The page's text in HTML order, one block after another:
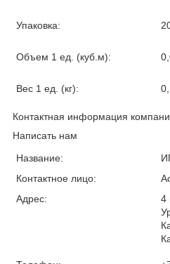
Упаковка:
Объем 1 ед. (куб.м):
Вес 1 ед. (кг):
Контактная информация
Написать нам
Название:
Контактное лицо:
Адрес:
4